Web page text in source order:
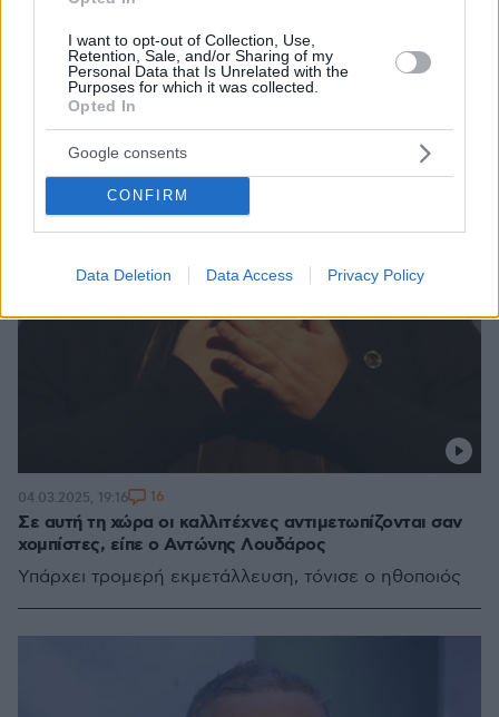
I want to opt-out of Collection, Use,
Retention, Sale, and/or Sharing of my
Personal Data that Is Unrelated with the
Purposes for which it was collected.
Opted In
Google consents
CONFIRM
Data Deletion Data Access Privacy Policy
Σε αυτή τη χώρα οι καλλιτέχνες αντιμετωπίζονται σαν
χομπίστες, είπε ο Αντώνης Λουδάρος
Υπάρχει τρομερή εκμετάλλευση, τόνισε ο ηθοποιός
04.03.2025, 19:16 16